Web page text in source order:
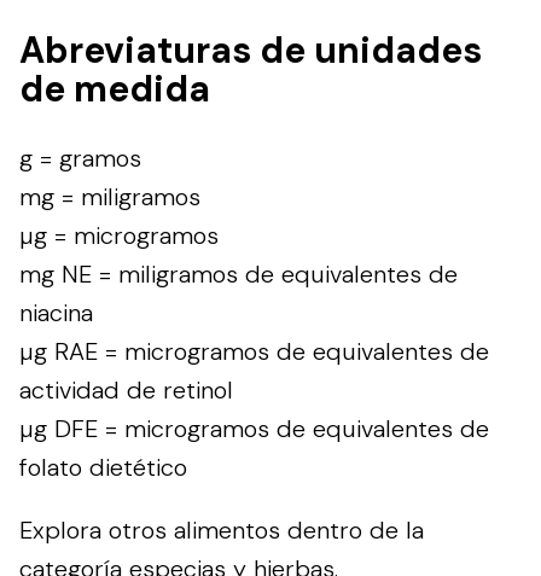
Abreviaturas de unidades
de medida
g = gramos
mg = miligramos
µg = microgramos
mg NE = miligramos de equivalentes de
niacina
µg RAE = microgramos de equivalentes de
actividad de retinol
µg DFE = microgramos de equivalentes de
folato dietético
Explora otros alimentos dentro de la
categoría especias y hierbas.